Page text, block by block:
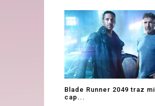
Blade Runner 2049 traz
cap...